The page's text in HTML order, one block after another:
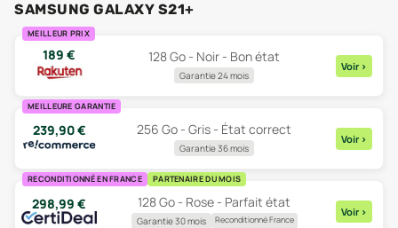
SAMSUNG GALAXY S21+
MEILLEUR PRIX
189 € 128 Go - Noir - Bon état
Garantie 24 mois
Voir >
MEILLEURE GARANTIE
239,90€ 256 Go - Gris - État correct
Garantie 36 mois
Voir >
RECONDITIONNÉ EN FRANCE PARTENAIRE DU MOIS
298,99 € 128 Go - Rose - Parfait état
Garantie 30 mois Reconditionné France
Voir >